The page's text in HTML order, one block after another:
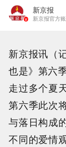
新京报
新京报官方
新京报讯（
也是》第六
走过多个夏
第六季此次
与落日构成
不同的爱情